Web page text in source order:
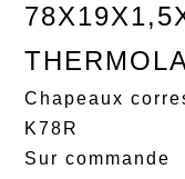
Chapeaux
K78R
Sur commande